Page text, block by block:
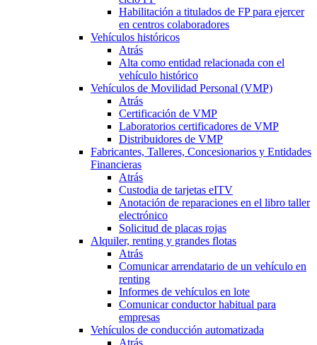
Habilitación a titulados de FP para ejercer
en centros colaboradores
Vehículos históricos
Atrás
Alta como entidad relacionada con el
vehículo histórico
Vehículos de Movilidad Personal (VMP)
Atrás
Certificación de VMP
Laboratorios certificadores de VMP
Distribuidores de VMP
Fabricantes, Talleres, Concesionarios y Entidades
Financieras
Atrás
Custodia de tarjetas eITV
Anotación de reparaciones en el libro taller
electrónico
Solicitud de placas rojas
Alquiler, renting y grandes flotas
Atrás
Comunicar arrendatario de un vehículo en
renting
Informes de vehículos en lote
Comunicar conductor habitual para
empresas
Vehículos de conducción automatizada